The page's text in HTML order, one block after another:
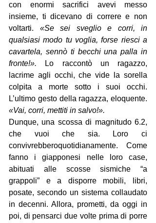
con enormi sacrifici avevi messo
insieme, ti dicevano di correre e non
voltarti. «Se sei sveglio e corri, in
qualsiasi modo tu voglia, forse riesci a
cavartela, sennò ti becchi una palla in
fronte!». Lo raccontò un ragazzo,
lacrime agli occhi, che vide la sorella
colpita a morte sotto i suoi occhi.
«Vai, corri, mettiti in salvo!».
Dunque, una scossa di magnitudo 6.2,
che vuoi che sia. Loro ci
convivrebberoquotidianamente. Come
fanno i giapponesi nelle loro case,
abituati alle scosse sismiche “a
grappoli” e a disporre mobili, libri,
posate, secondo un sistema collaudato
in decenni. Allora, prometti, da oggi in
poi, di pensarci due volte prima di porre